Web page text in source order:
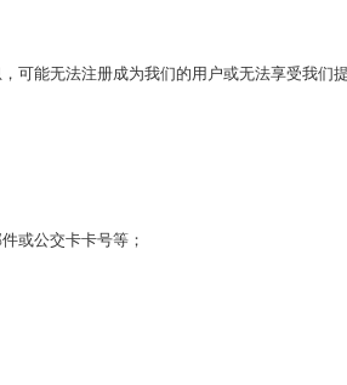
能无法注册成为我们的用户或无法享受我们
或公交卡卡号等；